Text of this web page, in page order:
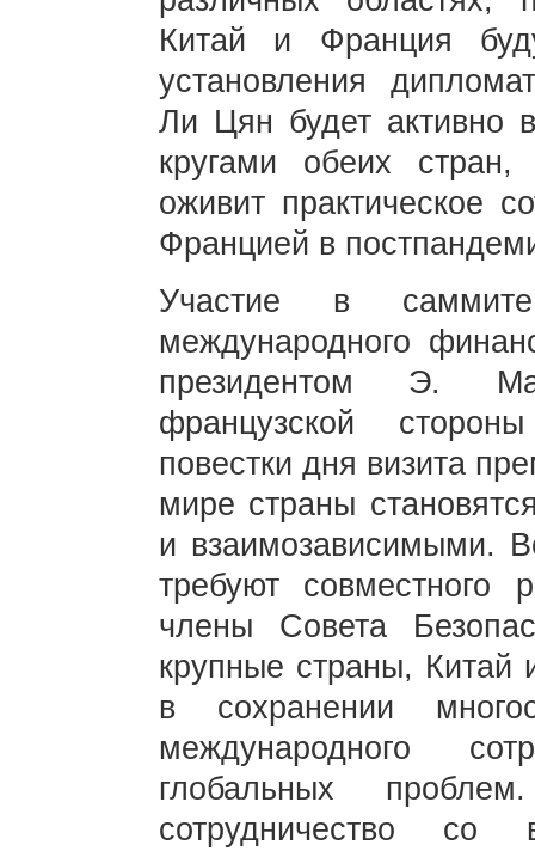
Китай и Франция
установления
Ли Цян будет активно
кругами обеих стран,
оживит практическое
Францией в
Участие в
международного
президентом Э.
французской
повестки дня визита
мире страны
и взаимозависимыми.
требуют совместного
члены Совета
крупные страны,
в сохранении
международного
глобальных
сотрудничество со